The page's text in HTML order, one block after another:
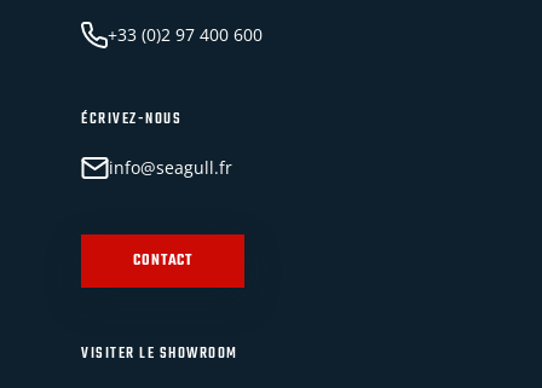
+33 (0)2 97 400 600
ÉCRIVEZ-NOUS
info@seagull.fr
CONTACT
VISITER LE SHOWROOM